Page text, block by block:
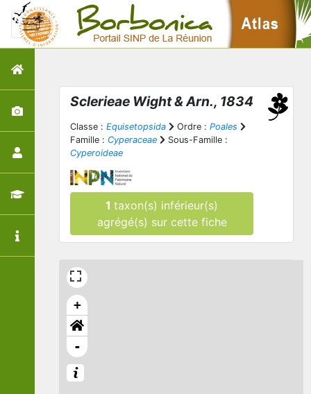
Sclerieae Wight & Arn., 1834
Classe : Equisetopsida Ordre : Poales
Famille : Cyperaceae
Sous-Famille :
Cyperoideae
1taxon(s) inférieur(s)
agrégé(s) sur cette fiche
+
-